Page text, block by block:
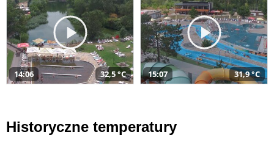
14:06 32,5 °C 15:07 31,9 °C
Historyczne temperatury